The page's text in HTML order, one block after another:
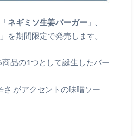
ネギミソ生姜バーガー 」、
」を期間限定で発売します。
品の1つとして誕生したバー
がアクセントの味噌ソー